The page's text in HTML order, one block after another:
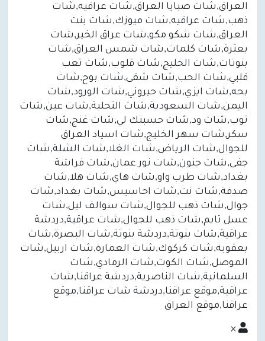
العراق,شات صبايا العراق,شات عراقيه,شات
ذهب,شات عراقيه,شات ميوزك,شات بنت
العراق,شات شكو مكو,شات عراق الخير,شات
بعثرة,شات كلمات,شات شمس العراق,شات
بنوتات,شات الخليج,شات قلوب,شات تعب
قلبي,شات الحب,شات شقى,شات بوح,شات
بحه,شات ايزي,شات حيروني,شات الورود,شات
اليمن,شات السعودية,شات التحلية,شات عين,شات
توب,شات ود,شات حسبتك لي,شات غنج,شات
سكر,شات سهر الخليج,شات اسياد العراق
للجوال,شات الرياض,شات الغلا,شات الشلة,شات
جفى,شات جنون,شات نور عمان,شات فراشة
بغداد,شات طرب واو,شات هاي,شات هلا,شات
صدفة,شات نت,شات احاسيس,شات بغداد,شات
جوال,شات ذهب للجوال,شات سوالف ليل,شات
عسل تايم,شات ذهب للجوال,شات عراقية,دردشة
عراقية,شات بنوتة,دردشة بنوتة,شات البصرة,شات
بعقوبة,شات كركوك,شات العمارة,شات اربيل,شات
الموصل,شات الكوت,شات الرمادي,شات
السلمانية,شات الناصرية,دردشة عراقنا,شات
عراقية,موقع عراقنا,دردشة شات عراقنا,موقع
عراقنا,موقع العراق
×